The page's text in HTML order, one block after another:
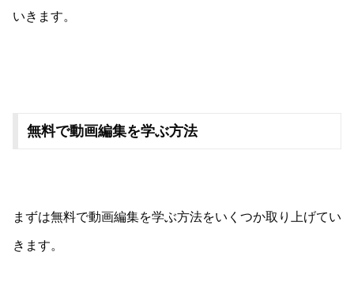
いきます。
無料で動画編集を学ぶ方法
まずは無料で動画編集を学ぶ方法をいくつか取り上げてい
きます。